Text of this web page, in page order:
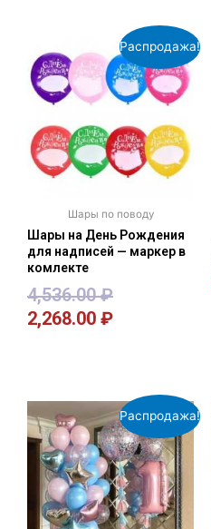
Распродажа!
Шары по поводу
Шары на День Рождения
для надписей — маркер в
комлекте
4,536.00₽
2,268.00 ₽
Распродажа!